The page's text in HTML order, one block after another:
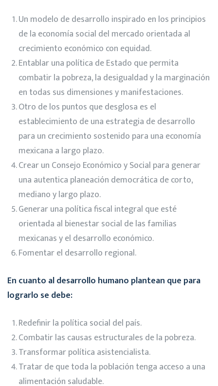
Un modelo de desarrollo inspirado en los principios
de la economía social del mercado orientada al
crecimiento económico con equidad.
Entablar una política de Estado que permita
combatir la pobreza, la desigualdad y la marginación
en todas sus dimensiones y manifestaciones.
Otro de los puntos que desglosa es el
establecimiento de una estrategia de desarrollo
para un crecimiento sostenido para una economía
mexicana a largo plazo.
Crear un Consejo Económico y Social para generar
una autentica planeación democrática de corto,
mediano y largo plazo.
Generar una política fiscal integral que esté
orientada al bienestar social de las familias
mexicanas y el desarrollo económico.
Fomentar el desarrollo regional.
En cuanto al desarrollo humano plantean que para
lograrlo se debe:
Redefinir la política social del país.
Combatir las causas estructurales de la pobreza.
Transformar política asistencialista.
Tratar de que toda la población tenga acceso a una
alimentación saludable.